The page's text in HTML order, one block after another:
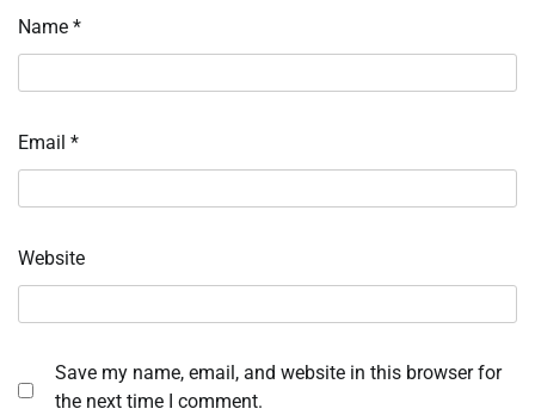
Name *
Email *
Website
Save my name, email, and website in this browser for
the next time I comment.